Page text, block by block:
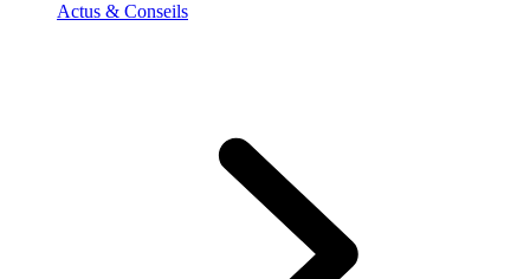
Actus & Conseils